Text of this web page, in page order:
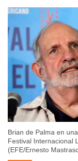
Brian de Palma en
Festival Internacional
(EFE/Ernesto